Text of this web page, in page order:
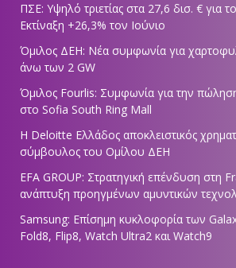
ΠΣΕ: Υψηλό τριετίας στα 27,6 δισ. € για
Εκτίναξη +26,3% τον Ιούνιο
Όμιλος ΔΕΗ: Νέα συμφωνία για
άνω των 2 GW
Όμιλος Fourlis: Συμφωνία για την
στο Sofia South Ring Mall
Η Deloitte Ελλάδος αποκλειστικός
σύμβουλος του Ομίλου ΔΕΗ
EFA GROUP: Στρατηγική επένδυση στη
ανάπτυξη προηγμένων αμυντικών
Samsung: Επίσημη κυκλοφορία των
Fold8, Flip8, Watch Ultra2 και Watch9